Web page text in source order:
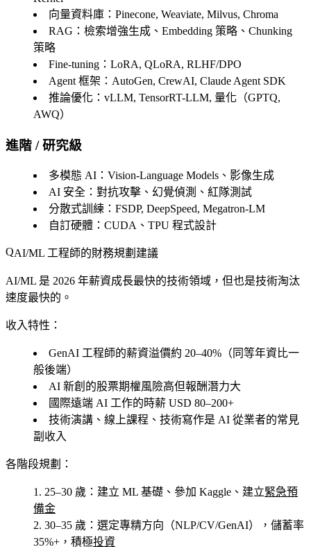
向量資料庫 ：Pinecone, Weaviate, Milvus, Chroma
RAG ：檢索增強生成、Embedding 策略、Chunking
策略
Fine-tuning ：LoRA, QLoRA, RLHF/DPO
Agent 框架 ：AutoGen, CrewAI, Claude Agent SDK
推論優化 ：vLLM, TensorRT-LLM, 量化（GPTQ,
AWQ）
進階 / 研究級
多模態 AI ：Vision-Language Models、影像生成
AI 安全 ：對抗攻擊、幻覺偵測、紅隊測試
分散式訓練 ：FSDP, DeepSpeed, Megatron-LM
自訂硬體 ：CUDA、TPU 程式設計
AI/ML 工程師的財務規劃建議
AI/ML 是 2026 年薪資成長最快的技術領域，但也是技術淘汰
速度最快的。
收入特性：
GenAI 工程師的薪資溢價約 20–40%（同等年資比一
般後端）
AI 新創的股票期權風險高但報酬潛力大
國際遠端 AI 工作的時薪 USD 80–200+
技術演講、線上課程、技術寫作是 AI 從業者的常見
副收入
各階段規劃：
25–30 歲 ：建立 ML 基礎、參加 Kaggle、建立緊急預
備金
30–35 歲 ：選定專精方向（NLP/CV/GenAI），儲蓄率
35%+，積極投資